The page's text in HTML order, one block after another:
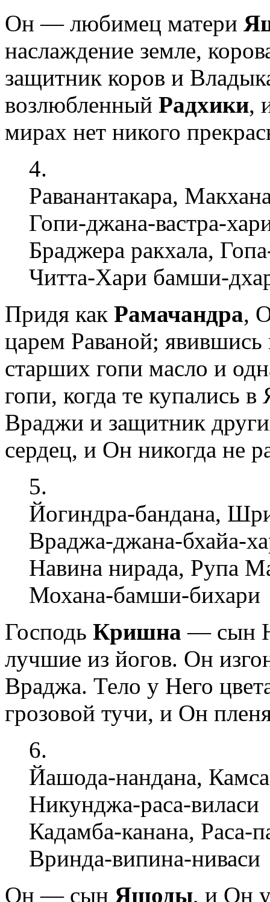
Он — любимец матери
наслаждение земле,
защитник коров и
возлюбленный Радхики,
мирах нет никого
4.
Раванантакара,
Гопи-джана-вастра-
Браджера ракхала,
Читта-Хари бамши-
Придя как Рамачандра,
царем Раваной; явившись
старших гопи масло и
гопи, когда те
Враджи и защитник
сердец, и Он никогда не
5.
Йогиндра-бандана,
Враджа-джана-бхайа-
Навина нирада, Рупа
Мохана-бамши-бихари
Господь Кришна — сын
лучшие из йогов. Он
Враджа. Тело у Него
грозовой тучи, и Он
6.
Йашода-нандана,
Никунджа-раса-виласи
Кадамба-канана, Раса-
Вринда-випина-ниваси
Он — сын Яшоды, и Он